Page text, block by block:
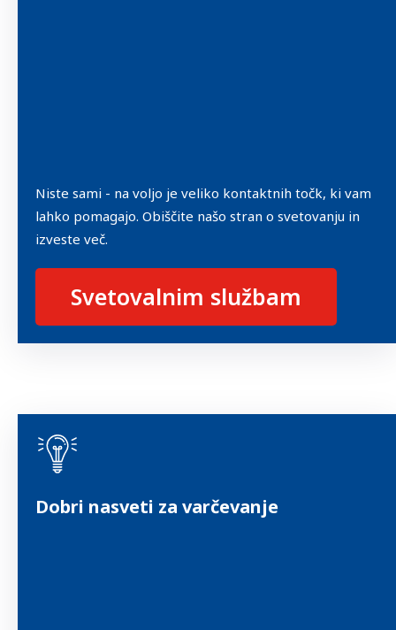
Niste sami - na voljo je veliko kontaktnih točk, ki vam
lahko pomagajo. Obiščite našo stran o svetovanju in
izveste več.
Svetovalnim službam
Dobri nasveti za varčevanje